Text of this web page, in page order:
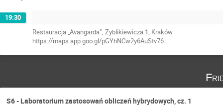
19:30
Restauracja „Avangarda”, Zyblikiewicza 1, Kraków
https://maps.app.goo.gl/pGYhNCw2y6AuStv76
S6 - Laboratorium zastosowań obliczeń hybrydowych, cz. 1